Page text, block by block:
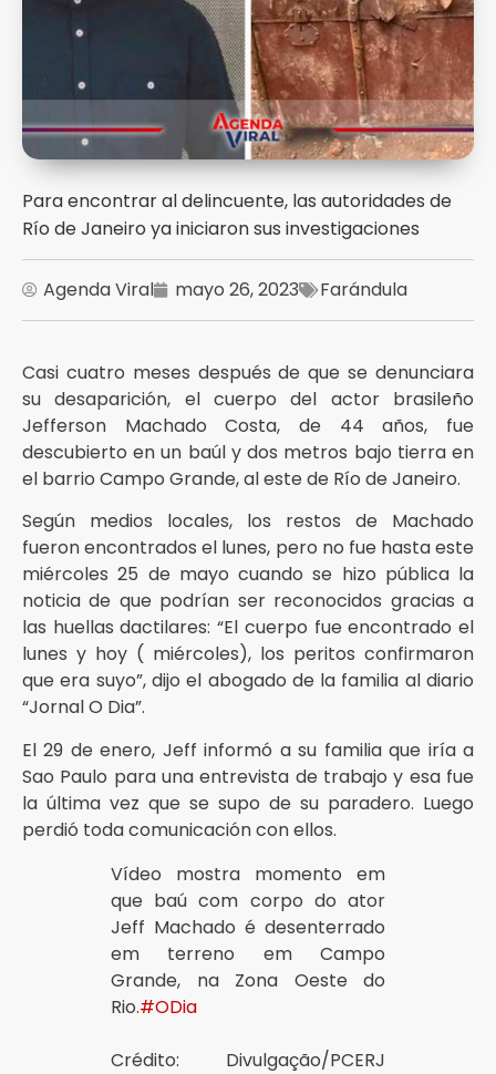
Para encontrar al delincuente, las autoridades de
Río de Janeiro ya iniciaron sus investigaciones
Agenda Viral mayo 26, 2023 Farándula
Casi cuatro meses después de que se denunciara
su desaparición, el cuerpo del actor brasileño
Jefferson Machado Costa, de 44 años, fue
descubierto en un baúl y dos metros bajo tierra en
el barrio Campo Grande, al este de Río de Janeiro.
Según medios locales, los restos de Machado
fueron encontrados el lunes, pero no fue hasta este
miércoles 25 de mayo cuando se hizo pública la
noticia de que podrían ser reconocidos gracias a
las huellas dactilares: “El cuerpo fue encontrado el
lunes y hoy ( miércoles), los peritos confirmaron
que era suyo”, dijo el abogado de la familia al diario
“Jornal O Dia”.
El 29 de enero, Jeff informó a su familia que iría a
Sao Paulo para una entrevista de trabajo y esa fue
la última vez que se supo de su paradero. Luego
perdió toda comunicación con ellos.
Vídeo mostra momento em
que baú com corpo do ator
Jeff Machado é desenterrado
em terreno em Campo
Grande, na Zona Oeste do
Rio.#ODia
Crédito: Divulgação/PCERJ